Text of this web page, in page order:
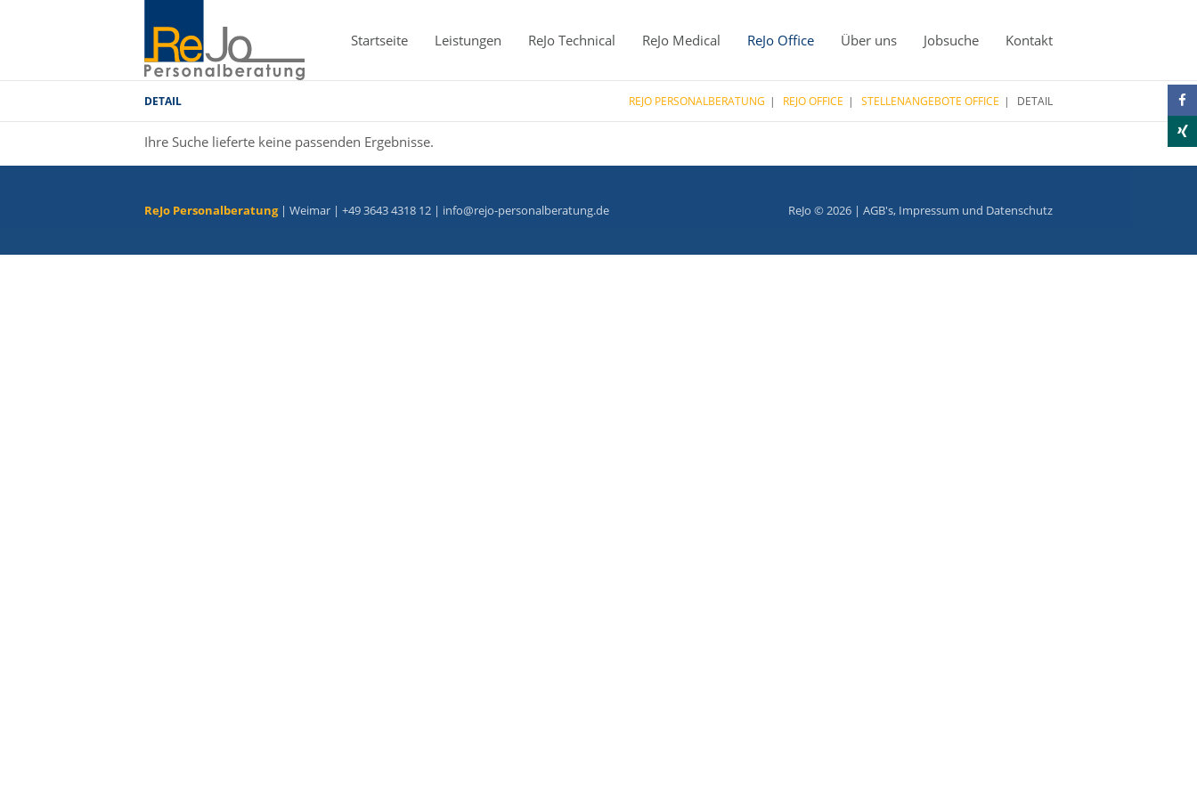
Startseite Leistungen ReJo Technical ReJo Medical ReJo Office Über uns Jobsuche Kontakt
DETAIL REJO PERSONALBERATUNG REJO OFFICE STELLENANGEBOTE OFFICE DETAIL
Ihre Suche lieferte keine passenden Ergebnisse.
ReJo Personalberatung| Weimar | +49 3643 4318 12 | info@rejo-personalberatung.de ReJo © 2026 | AGB's, Impressum und Datenschutz